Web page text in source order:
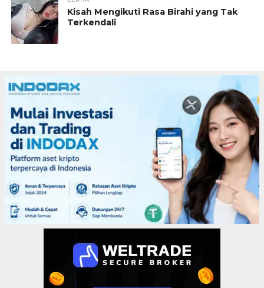
Kisah Mengikuti Rasa Birahi yang Tak
Terkendali